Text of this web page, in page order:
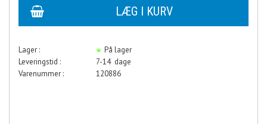
Lager :
På lager
Leveringstid :
7-14 dage
Varenummer :
120886